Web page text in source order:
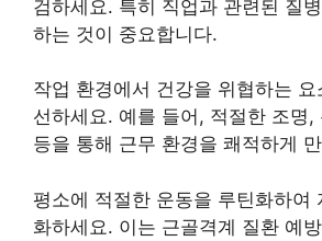
검하세요. 특히 직업과 관련된 질
하는 것이 중요합니다.
작업 환경에서 건강을 위협하는 요
선하세요. 예를 들어, 적절한 조명,
등을 통해 근무 환경을 쾌적하게
평소에 적절한 운동을 루틴화하여
화하세요. 이는 근골격계 질환 예